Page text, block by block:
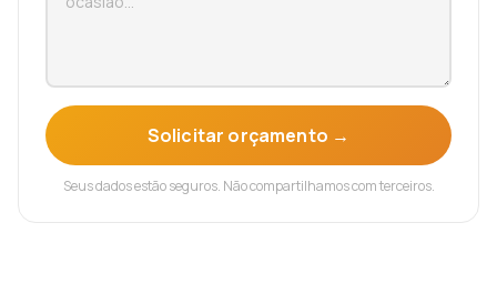
Solicitar orçamento →
Seus dados estão seguros. Não compartilhamos com terceiros.